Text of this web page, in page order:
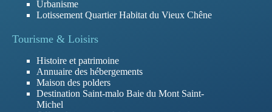
Urbanisme
Lotissement Quartier Habitat du Vieux Chêne
Tourisme & Loisirs
Histoire et patrimoine
Annuaire des hébergements
Maison des polders
Destination Saint-malo Baie du Mont Saint-
Michel